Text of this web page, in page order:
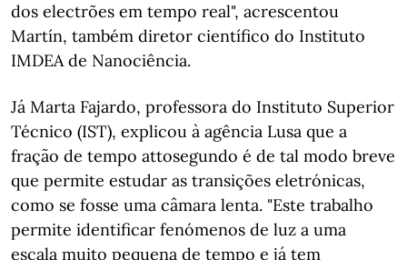
dos electrões em tempo real", acrescentou
Martín, também diretor científico do Instituto
IMDEA de Nanociência.
Já Marta Fajardo, professora do Instituto Superior
Técnico (IST), explicou à agência Lusa que a
fração de tempo attosegundo é de tal modo breve
que permite estudar as transições eletrónicas,
como se fosse uma câmara lenta. "Este trabalho
permite identificar fenómenos de luz a uma
escala muito pequena de tempo e já tem